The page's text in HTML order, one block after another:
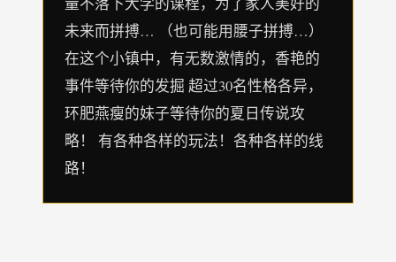
未来而拼搏… （也可能用腰子拼搏…）
在这个小镇中，有无数激情的，香艳的
事件等待你的发掘 超过30名性格各异，
环肥燕瘦的妹子等待你的夏日传说攻
略！ 有各种各样的玩法！各种各样的线
路！